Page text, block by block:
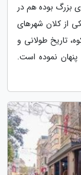
بزرگ بوده هم در
از کلان شهرهای
تاریخ طولانی و
نموده است.